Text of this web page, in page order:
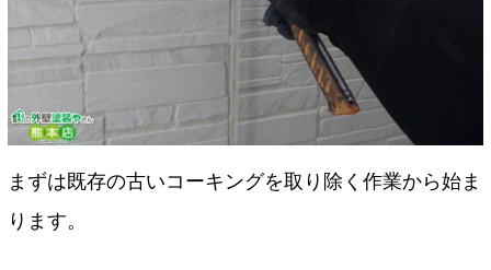
まずは既存の古いコーキングを取り除く作業から始ま
ります。